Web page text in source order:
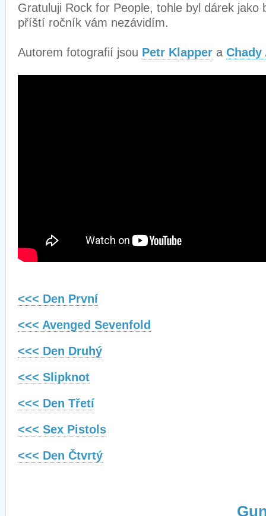
Gratuluji Rock for People, tohle byl dárek jako
příští ročník vám nezávidím.
Autorem fotografií jsou Petr Klapper a Chady
<<< Den První
<<< Avenged Sevenfold
<<< Den Druhý
<<< Slipknot
<<< Den Třetí
<<< Sex Pistols
<<< Den Čtvrtý